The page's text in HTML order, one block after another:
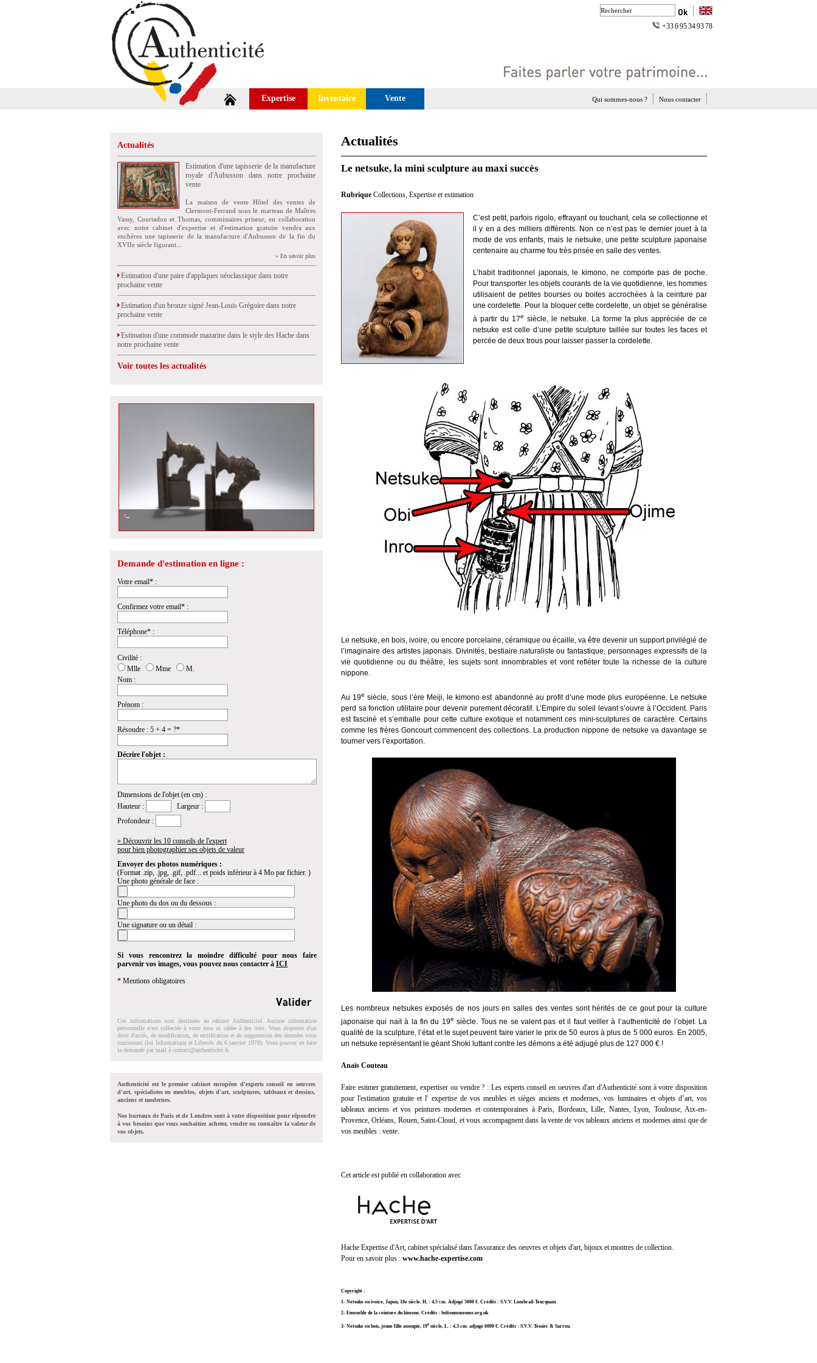
+33 6 95 34 93 78
Expertise Inventaire Vente Nous contacter
Qui sommes-nous ?
Actualités
Estimation d'une tapisserie de la manufacture
royale d'Aubusson dans notre prochaine
vente
La maison de vente Hôtel des ventes de
Clermont-Ferrand sous le marteau de Maîtres
Vassy, Courtadon et Thomas, commissaires priseur, en collaboration
avec notre cabinet d'expertise et d'estimation gratuite vendra aux
enchères une tapisserie de la manufacture d'Aubusson de la fin du
XVIIe siècle figurant...
» En savoir plus
Estimation d'une paire d'appliques néoclassique dans notre
prochaine vente
Estimation d'un bronze signé Jean-Louis Grégoire dans notre
prochaine vente
Estimation d'une commode mazarine dans le style des Hache dans
notre prochaine vente
Voir toutes les actualités
Demande d'estimation en ligne :
Votre email* :
Confirmez votre email* :
Téléphone* :
Civilité :
Mlle
Mme
M.
Nom :
Prénom :
Résoudre : 5 + 4 = ?*
Décrire l'objet :
Dimensions de l'objet (en cm) :
Hauteur :
Largeur :
Profondeur :
» Découvrir les 10 conseils de l'expert
pour bien photographier ses objets de valeur
Envoyer des photos numériques :
(Format .zip, .jpg, .gif, .pdf... et poids inférieur à 4 Mo par fichier. )
Une photo générale de face :
Une photo du dos ou du dessous :
Une signature ou un détail :
Si vous rencontrez la moindre difficulté pour nous faire
parvenir vos images, vous pouvez nous contacter à ICI
* Mentions obligatoires
Ces informations sont destinées au cabinet Authenticité. Aucune information
personnelle n'est collectée à votre insu ni cédée à des tiers. Vous disposez d'un
droit d'accés, de modification, de rectification et de suppression des données vous
concernant (loi Informatique et Libertés du 6 janvier 1978). Vous pouvez en faire
la demande par mail à contact@authenticite.fr.
Authenticité est le premier cabinet européen d'experts conseil en oeuvres
d'art, spécialistes en meubles, objets d'art, sculptures, tableaux et dessins,
anciens et modernes.
Nos bureaux de Paris et de Londres sont à votre disposition pour répondre
à vos besoins que vous souhaitiez acheter, vendre ou connaître la valeur de
vos objets.
Actualités
Le netsuke, la mini sculpture au maxi succès
Rubrique Collections, Expertise et estimation
C’est petit, parfois rigolo, effrayant ou touchant, cela se collectionne et
il y en a des milliers différents. Non ce n’est pas le dernier jouet à la
mode de vos enfants, mais le netsuke, une petite sculpture japonaise
centenaire au charme fou très prisée en salle des ventes.
L’habit traditionnel japonais, le kimono, ne comporte pas de poche.
Pour transporter les objets courants de la vie quotidienne, les hommes
utilisaient de petites bourses ou boites accrochées à la ceinture par
une cordelette. Pour la bloquer cette cordelette, un objet se généralise
à partir du 17e siècle, le netsuke. La forme la plus appréciée de ce
netsuke est celle d’une petite sculpture taillée sur toutes les faces et
percée de deux trous pour laisser passer la cordelette.
Le netsuke, en bois, ivoire, ou encore porcelaine, céramique ou écaille, va être devenir un support privilégié de
l’imaginaire des artistes japonais. Divinités, bestiaire naturaliste ou fantastique, personnages expressifs de la
vie quotidienne ou du théâtre, les sujets sont innombrables et vont refléter toute la richesse de la culture
nippone.
Au 19e siècle, sous l’ère Meiji, le kimono est abandonné au profit d’une mode plus européenne. Le netsuke
perd sa fonction utilitaire pour devenir purement décoratif. L’Empire du soleil levant s’ouvre à l’Occident. Paris
est fasciné et s’emballe pour cette culture exotique et notamment ces mini-sculptures de caractère. Certains
comme les frères Goncourt commencent des collections. La production nippone de netsuke va davantage se
tourner vers l’exportation.
Les nombreux netsukes exposés de nos jours en salles des ventes sont hérités de ce gout pour la culture
japonaise qui nait à la fin du 19e siècle. Tous ne se valent pas et il faut veiller à l’authenticité de l’objet. La
qualité de la sculpture, l’état et le sujet peuvent faire varier le prix de 50 euros à plus de 5 000 euros. En 2005,
un netsuke représentant le géant Shoki luttant contre les démons a été adjugé plus de 127 000 € !
Anaïs Couteau
Faire estimer gratuitement, expertiser ou vendre ? : Les experts conseil en oeuvres d'art d'Authenticité sont à votre disposition
pour l'estimation gratuiteet l' expertisede vos meubles et sièges anciens et modernes, vos luminaires et objets d’art, vos
tableaux anciens et vos peintures modernes et contemporaines à Paris, Bordeaux, Lille, Nantes, Lyon, Toulouse, Aix-en-
Provence, Orléans, Rouen, Saint-Cloud, et vous accompagnent dans la vente de vos tableaux anciens et modernes ainsi que de
vos meubles : vente.
Cet article est publié en collaboration avec
Hache Expertise d'Art, cabinet spécialisé dans l'assurance des oeuvres et objets d'art, bijoux et montres de collection.
Pour en savoir plus : www.hache-expertise.com
Copyright :
1- Netsuke en ivoire, Japon, 18e siècle. H. : 4,5 cm. Adjugé 5000 €. Crédits : S.V.V. Lombrail-Teucquam.
2- Ensemble de la ceinture du kimono. Crédits : boltonmuseums.org.uk
3- Netsuke en bois, jeune fille assoupie, 19e siècle, L. : 4,3 cm. adjugé 6000 €. Crédits : S.V.V. Tessier & Sarrou.